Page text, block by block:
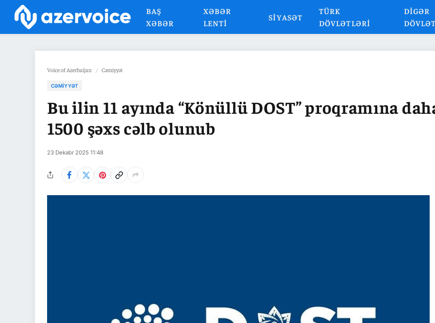
BAŞ
XƏBƏR
XƏBƏR
LENTI
SIYASƏT
TÜRK
DÖVLƏTLƏRI
DIGƏR
Voice of Azerbaijan / Cəmiyyət
CƏMIYYƏT
Bu ilin 11 ayında “Könüllü DOST” proqramına
1500 şəxs cəlb olunub
23 Dekabr 2025 11:48